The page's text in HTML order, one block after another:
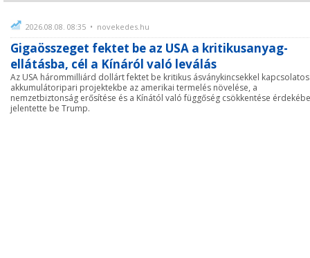
2026.08.08. 08:35 • novekedes.hu
Gigaösszeget fektet be az USA a kritikusanyag-
ellátásba, cél a Kínáról való leválás
Az USA hárommilliárd dollárt fektet be kritikus ásványkincsekkel
akkumulátoripari projektekbe az amerikai termelés növelése, a
nemzetbiztonság erősítése és a Kínától való függőség csökkentése
jelentette be Trump.